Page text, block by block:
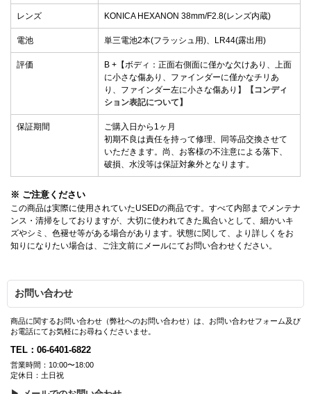
レンズ KONICA HEXANON 38mm/F2.8(レンズ内蔵)
電池 単三電池2本(フラッシュ用)、LR44(露出用)
評価
B +【ボディ：正面右側面に僅かな欠けあり、上面
に小さな傷あり、ファインダーに僅かなチリあ
り、ファインダー左に小さな傷あり】
【コンディ
ション表記について】
保証期間
ご購入日から1ヶ月
初期不良は責任を持って修理、同等品交換させて
いただきます。尚、お客様の不注意による落下、
破損、水没等は保証対象外となります。
※ ご注意ください
この商品は実際に使用されていたUSEDの商品です。すべて内部までメンテナ
ンス・清掃をしておりますが、大切に使われてきた風合いとして、細かいキ
ズやシミ、色褪せ等がある場合があります。状態に関して、より詳しくをお
知りになりたい場合は、ご注文前にメールにてお問い合わせください。
お問い合わせ
商品に関するお問い合わせ（弊社へのお問い合わせ）は、お問い合わせフォーム及び
お電話にてお気軽にお尋ねくださいませ。
TEL：06-6401-6822
営業時間：10:00〜18:00
定休日：土日祝